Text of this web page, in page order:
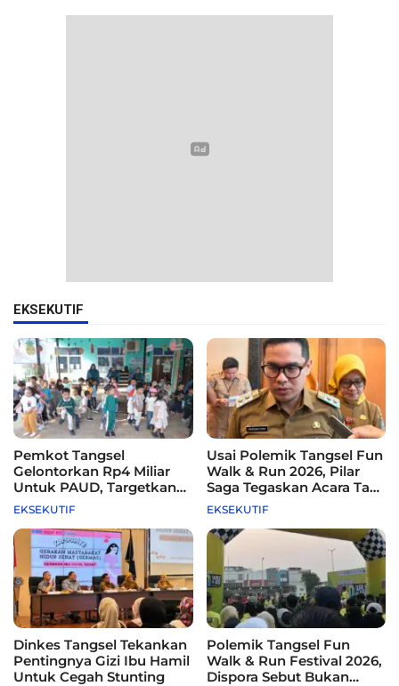
EKSEKUTIF
Pemkot Tangsel
Gelontorkan Rp4 Miliar
Untuk PAUD, Targetkan
115 Sekolah
EKSEKUTIF
Usai Polemik Tangsel Fun
Walk & Run 2026, Pilar
Saga Tegaskan Acara Tak
Difasilitasi Pemkot
EKSEKUTIF
Dinkes Tangsel Tekankan
Pentingnya Gizi Ibu Hamil
Untuk Cegah Stunting
Polemik Tangsel Fun
Walk & Run Festival 2026,
Dispora Sebut Bukan